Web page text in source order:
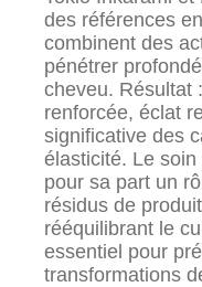
des références
combinent des
pénétrer
cheveu. Résultat
renforcée, éclat
significative des
élasticité. Le
pour sa part un
résidus de
rééquilibrant le
essentiel pour
transformations